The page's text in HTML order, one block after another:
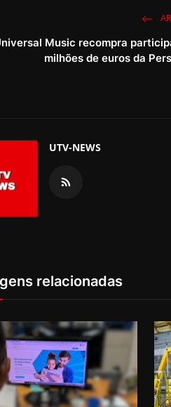
Music recompra
milhões de euros da
UTV-NEWS
relacionadas